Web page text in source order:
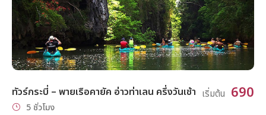
ทัวร์กระบี่ – พายเรือคายัค อ่าวท่าเลน ครึ่งวันเช้า เริ่มต้น 690
5 ชั่วโมง